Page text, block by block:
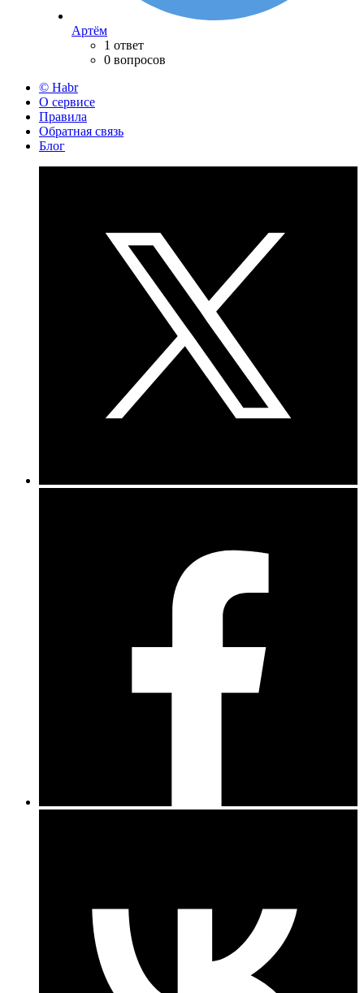
Артём
1 ответ
0 вопросов
© Habr
О сервисе
Правила
Обратная связь
Блог